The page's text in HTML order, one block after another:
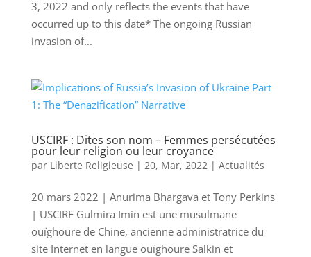
3, 2022 and only reflects the events that have
occurred up to this date* The ongoing Russian
invasion of...
USCIRF : Dites son nom – Femmes persécutées
pour leur religion ou leur croyance
par Liberte Religieuse | 20, Mar, 2022| Actualités
20 mars 2022 | Anurima Bhargava et Tony Perkins
| USCIRF Gulmira Imin est une musulmane
ouïghoure de Chine, ancienne administratrice du
site Internet en langue ouïghoure Salkin et